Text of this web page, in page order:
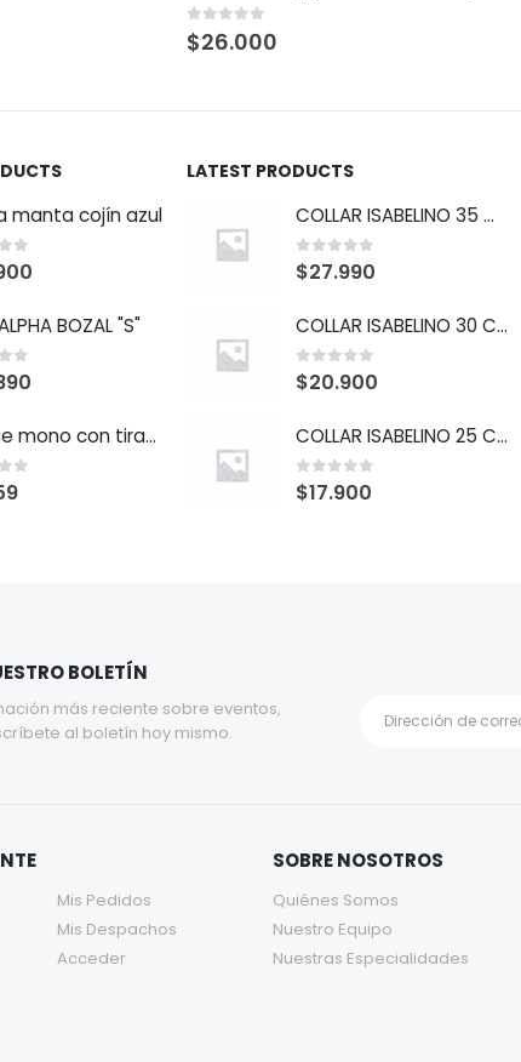
0out of 5
$3.500
manta cojín azul
of 5
BOZAL "S"
of 5
Pawise mono con tirador
of 5
LATEST PRODUCTS
COLLAR ISABELINO 35 CM BUSTER
0 out of 5
$27.990
COLLAR ISABELINO 30 CM BUSTER
0 out of 5
$20.900
COLLAR ISABELINO 25 CM BUSTER
0out of 5
$17.900
BOLETÍN
más reciente sobre eventos,
al boletín hoy mismo.
Mis Pedidos
Mis Despachos
Acceder
SOBRE NOSOTROS
Quiénes Somos
Nuestro Equipo
Nuestras Especialidades